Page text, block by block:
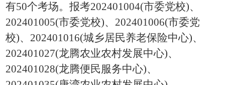
有50个考场。报考202401004(市委党校)、
202401005(市委党校)、 202401006(市委党
校)、 202401016(城乡居民养老保险中心)、
202401027(龙腾农业农村发展中心)、
202401028(龙腾便民服务中心)、